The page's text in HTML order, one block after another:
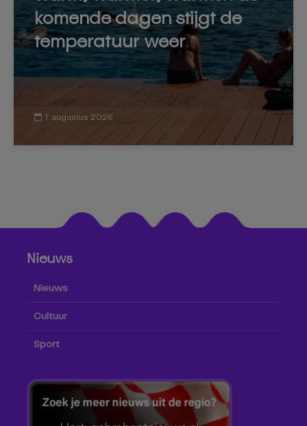
komende dagen stijgt de
temperatuur weer
7 augustus 2026
Nieuws
Nieuws
Cultuur
Sport